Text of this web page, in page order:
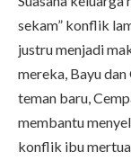
sekam” konflik
justru menjadi
mereka, Bayu
teman baru,
membantu
konflik ibu